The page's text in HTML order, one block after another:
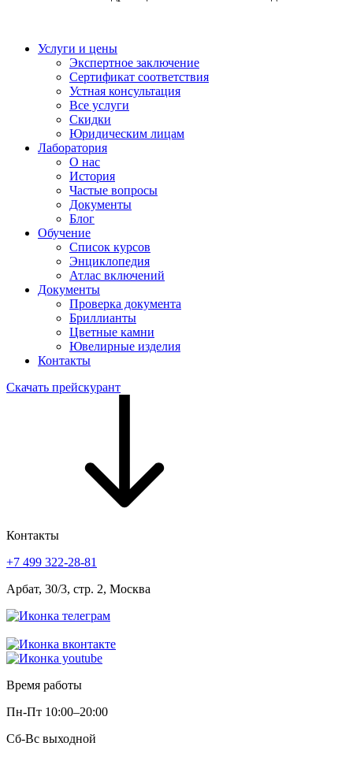
Услуги и цены
Экспертное заключение
Сертификат соответствия
Устная консультация
Все услуги
Скидки
Юридическим лицам
Лаборатория
О нас
История
Частые вопросы
Документы
Блог
Обучение
Список курсов
Энциклопедия
Атлас включений
Документы
Проверка документа
Бриллианты
Цветные камни
Ювелирные изделия
Контакты
Скачать прейскурант
Контакты
+7 499 322-28-81
Арбат, 30/3, стр. 2, Москва
Время работы
Пн-Пт 10:00–20:00
Сб-Вс выходной